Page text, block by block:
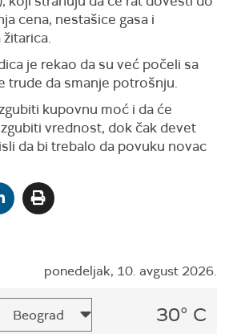
cena, nestašice gasa i
je rekao da su već počeli sa
trude da smanje potrošnju.
kupovnu moć i da će
vrednost, dok čak devet
da bi trebalo da povuku novac
ponedeljak, 10. avgust 2026.
30° C